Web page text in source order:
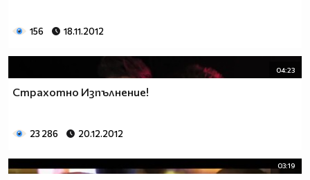
156 18.11.2012
04:23
Страхотно Изпълнение!
23 286 20.12.2012
03:19